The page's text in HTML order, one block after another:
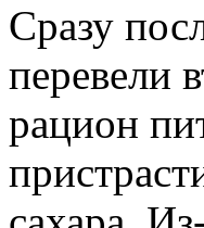
Сразу
перевели
рацион